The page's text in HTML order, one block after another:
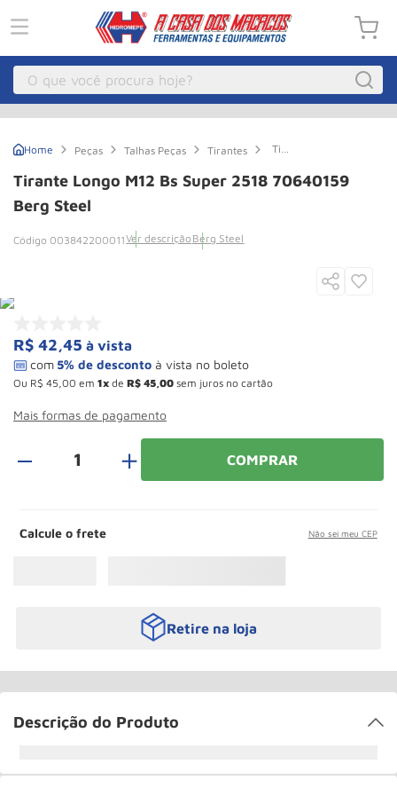
O que você procura hoje?
Peças Talhas Peças Tirantes
Tirante
M12
Bs
Tirante Longo M12 Bs Super 2518 70640159
Berg Steel
003842200011Ver descrição Berg Steel
R$ 42,45 à vista
Ou R$ 45 00 em 1 de R$ 45 00 sem juros no cartão
Mais formas de pagamento
＋ COMPRAR
Calcule o frete Não sei meu CEP
Retire na loja
Descrição do Produto
Guincho Eletrico
º Macaco Hidraulico
8 º Roda
9º Rodizio
10 º Paleteira